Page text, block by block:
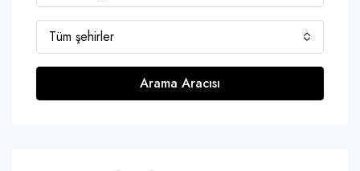
Tüm şehirler
Arama Aracısı